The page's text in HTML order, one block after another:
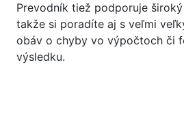
Prevodník tiež podporuje
takže si poradíte aj s veľmi
obáv o chyby vo výpočtoch či
výsledku.